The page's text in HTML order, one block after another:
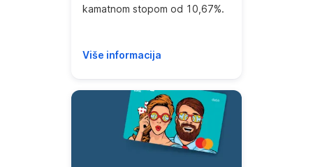
kamatnom stopom od 10,67%.
Više informacija